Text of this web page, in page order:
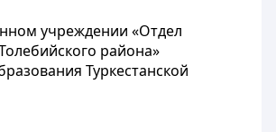
учреждении «Отдел
района»
Туркестанской